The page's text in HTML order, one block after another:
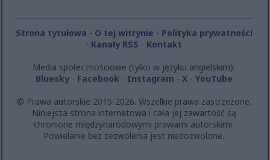
Strona tytułowa - O tej witrynie - Polityka prywatności
- Kanały RSS - Kontakt
Media społecznościowe (tylko w języku angielskim):
Bluesky- Facebook - Instagram - X- YouTube
© Prawa autorskie 2015-2026. Wszelkie prawa zastrzeżone.
Niniejsza strona internetowa i cała jej zawartość są
chronione międzynarodowymi prawami autorskimi.
Powielanie bez zezwolenia jest niedozwolone.